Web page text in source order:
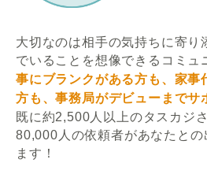
大切なのは相手の気持ちに寄り
でいることを想像できるコミュ
事にブランクがある方も、家事
方も、事務局がデビューまでサ
既に約2,500人以上のタスカジ
80,000人の依頼者があなたと
ます！